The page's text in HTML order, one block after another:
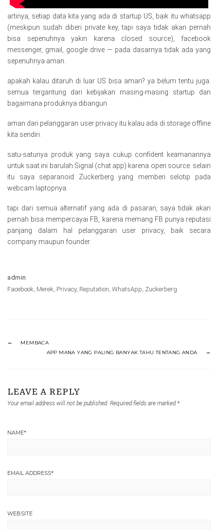
artinya, setiap data kita yang ada di startup US, baik itu whatsapp
(meskipun sudah diberi private key, tapi saya tidak akan pernah
bisa sepenuhnya yakin karena closed source), facebook
messenger, gmail, google drive — pada dasarnya tidak ada yang
sepenuhnya aman.
apakah kalau ditaruh di luar US bisa aman? ya belum tentu juga.
semua tergantung dari kebijakan masing-masing startup dan
bagaimana produknya dibangun.
aman dari pelanggaran user privacy itu kalau ada di storage offline
kita sendiri.
satu-satunya produk yang saya cukup confident keamanannya
untuk saat ini barulah Signal (chat app) karena open source. selain
itu saya separanoid Zuckerberg yang memberi selotip pada
webcam laptopnya.
tapi dari semua alternatif yang ada di pasaran, saya tidak akan
pernah bisa mempercayai FB, karena memang FB punya reputasi
panjang dalam hal pelanggaran user privacy, baik secara
company maupun founder.
admin
Facebook, Merek, Privacy, Reputation, WhatsApp, Zuckerberg
MEMBACA
APP MANA YANG PALING BANYAK TAHU TENTANG ANDA
LEAVE A REPLY
Your email address will not be published. Required fields are marked *
NAME*
EMAIL ADDRESS*
WEBSITE